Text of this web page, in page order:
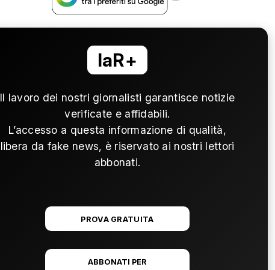
laR+
Il lavoro dei nostri giornalisti garantisce notizie
verificate e affidabili.
L’accesso a questa informazione di qualità,
libera da fake news, è riservato ai nostri lettori
abbonati.
PROVA GRATUITA
ABBONATI PER